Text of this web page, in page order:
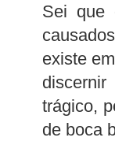
Sei que
existe
trágico,
de boca